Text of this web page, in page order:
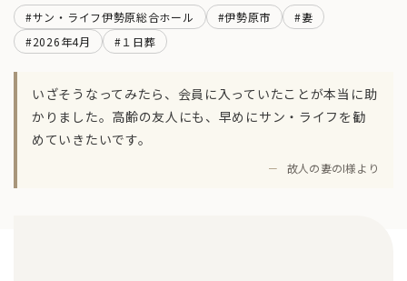
#サン・ライフ伊勢原総合ホール #伊勢原市
#妻
#2026年4月
#１日葬
いざそうなってみたら、会員に入っていたことが本当に助
かりました。高齢の友人にも、早めにサン・ライフを勧
めていきたいです。
－ 故人の妻のI様より